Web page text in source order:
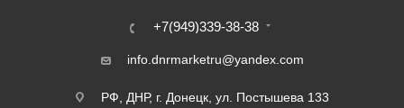
+7(949)339-38-38
info.dnrmarketru@yandex.com
РФ, ДНР, г. Донецк, ул. Постышева 133